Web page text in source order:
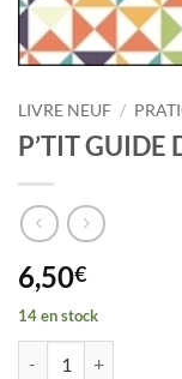
LIVRE NEUF /
P’TIT GUIDE
6,50€
14 en stock